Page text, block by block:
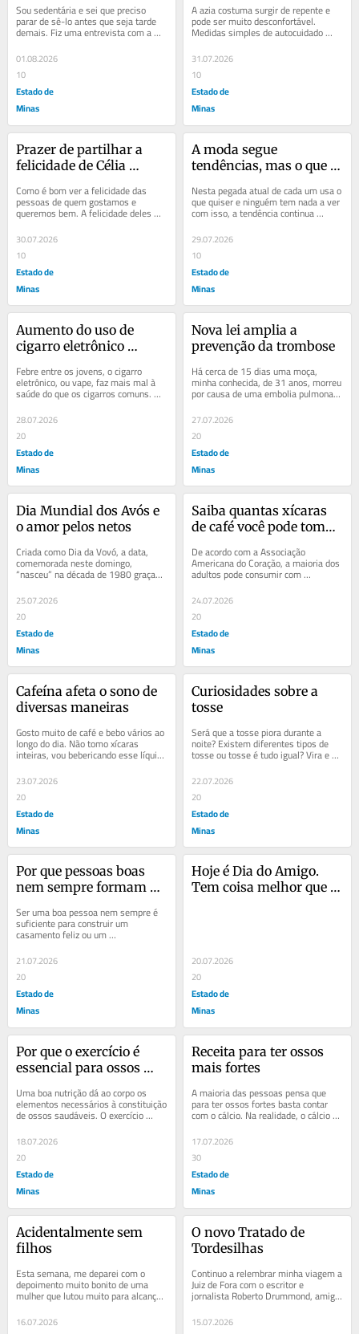
Sou sedentária e sei que preciso
parar de sê-lo antes que seja tarde
demais. Fiz uma entrevista com a
publicar no...
01.08.2026
10
Estado de
Minas
A azia costuma surgir de repente e
pode ser muito desconfortável.
Medidas simples de autocuidado
podem proporcionar alívio. Esses
métodos conseguem...
31.07.2026
10
Estado de
Minas
Prazer de partilhar a
felicidade de Célia
Como é bom ver a felicidade das
pessoas de quem gostamos e
queremos bem. A felicidade deles
nos contagia. Foi assim que acordei
ontem, feliz por ter...
30.07.2026
10
Estado de
Minas
A moda segue
tendências, mas o que
Nesta pegada atual de cada um usa o
que quiser e ninguém tem nada a ver
com isso, a tendência continua
ditando o rumo para as marcas de
vestuário,...
29.07.2026
10
Estado de
Minas
Aumento do uso de
cigarro eletrônico
câncer de boca
Febre entre os jovens, o cigarro
eletrônico, ou vape, faz mais mal à
saúde do que os cigarros comuns.
São proibidos no nosso país, mas,
mesmo...
28.07.2026
20
Estado de
Minas
Nova lei amplia a
prevenção da trombose
Há cerca de 15 dias uma moça,
minha conhecida, de 31 anos, morreu
por causa de uma embolia pulmonar,
consequência de uma trombose, por
causa de uma...
27.07.2026
20
Estado de
Minas
Dia Mundial dos Avós e
o amor pelos netos
Criada como Dia da Vovó, a data,
comemorada neste domingo,
“nasceu” na década de 1980 graças
a uma portuguesa. O 26 de julho se
deve ao Dia de...
25.07.2026
20
Estado de
Minas
Saiba quantas xícaras
de café você pode tomar
De acordo com a Associação
Americana do Coração, a maioria dos
adultos pode consumir com
segurança cinco xícaras de café por
dia. Fique por...
24.07.2026
20
Estado de
Minas
Cafeína afeta o sono de
diversas maneiras
Gosto muito de café e bebo vários ao
longo do dia. Não tomo xícaras
inteiras, vou bebericando esse líquido
delicioso e posso fazê-lo à noite,...
23.07.2026
20
Estado de
Minas
Curiosidades sobre a
tosse
Será que a tosse piora durante a
noite? Existem diferentes tipos de
tosse ou tosse é tudo igual? Vira e
mexe, a tosse costuma aparecer,
mas ela pode...
22.07.2026
20
Estado de
Minas
Por que pessoas boas
nem sempre formam
Ser uma boa pessoa nem sempre é
suficiente para construir um
casamento feliz ou um
Especialistas em saúde mental
explicam...
21.07.2026
20
Estado de
Minas
Hoje é Dia do Amigo.
Tem coisa melhor que
20.07.2026
20
Estado de
Minas
Por que o exercício é
essencial para ossos
Uma boa nutrição dá ao corpo os
elementos necessários à constituição
de ossos saudáveis. O exercício
para...
18.07.2026
20
Estado de
Minas
Receita para ter ossos
mais fortes
A maioria das pessoas pensa que
para ter ossos fortes basta contar
com o cálcio. Na realidade, o cálcio é
apenas uma peça do quebra-cabeça.
Fique...
17.07.2026
30
Estado de
Minas
Acidentalmente sem
filhos
Esta semana, me deparei com o
depoimento muito bonito de uma
mulher que lutou muito para alcançar
sucesso na carreira – e conseguiu.
Destacou-se no...
16.07.2026
O novo Tratado de
Tordesilhas
Continuo a relembrar minha viagem a
Juiz de Fora com o escritor e
jornalista Roberto Drummond, amigo
querido que partiu em 2002, e o
músico Alexandre...
15.07.2026